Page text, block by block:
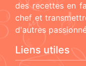
des recettes en
chef et
d'autres
Liens utiles